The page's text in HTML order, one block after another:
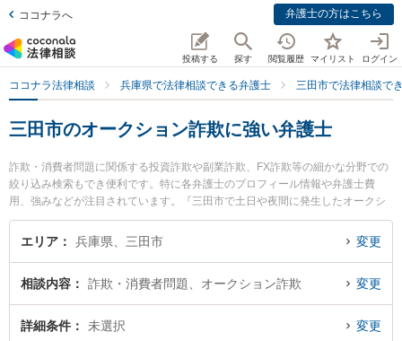
ココナラへ 弁護士の方はこちら
投稿する 探す 閲覧履歴 マイリスト ログイン
ココナラ法律相談 兵庫県で法律相談できる弁護士 三田市で法律相談で
三田市のオークション詐欺に強い弁護士
詐欺・消費者問題に関係する投資詐欺や副業詐欺、FX詐欺等の細かな分野での
絞り込み検索もでき便利です。特に各弁護士のプロフィール情報や弁護士費
用、強みなどが注目されています。『三田市で土日や夜間に発生したオークシ
ョン詐欺のトラブルを今すぐに弁護士に相談したい』『オークション詐欺のト
ラブル解決の実績豊富な近くの弁護士を検索したい』『初回相談無料でオーク
エリア 兵庫県、三田市 変更
相談内容 詐欺・消費者問題、オークション詐欺 変更
詳細条件 未選択 変更